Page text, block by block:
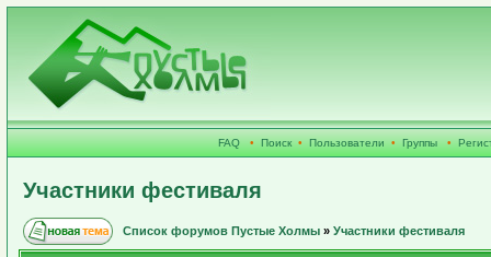
FAQ • Поиск • Пользователи • Группы •
Участники фестиваля
Список форумов Пустые Холмы » Участники фестиваля